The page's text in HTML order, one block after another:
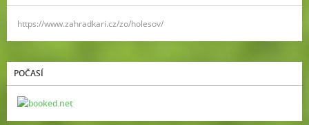
https://www.zahradkari.cz/zo/holesov/
POČASÍ